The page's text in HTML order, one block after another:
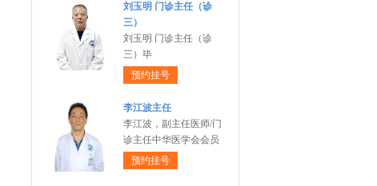
刘玉明 门诊主任（诊
三）
刘玉明 门诊主任（诊
三）毕
预约挂号
李江波主任
李江波，副主任医师/门
诊主任中华医学会会员
预约挂号